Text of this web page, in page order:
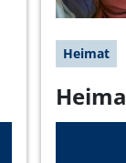
Heimat